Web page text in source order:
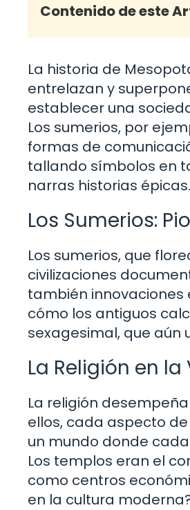
Contenido de este
La historia de
entrelazan y
establecer una
Los sumerios, por
formas de
tallando símbolos en
narras historias
Los Sumerios:
Los sumerios, que
civilizaciones
también
cómo los antiguos
sexagesimal, que aún
La Religión en
La religión
ellos, cada aspecto
un mundo donde
Los templos eran el
como centros
en la cultura